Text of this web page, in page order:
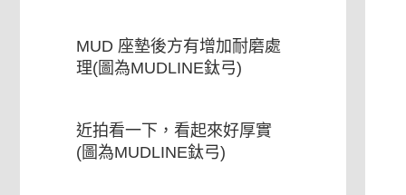
MUD 座墊後方有增加耐磨處
理(圖為MUDLINE鈦弓)
近拍看一下，看起來好厚實
(圖為MUDLINE鈦弓)